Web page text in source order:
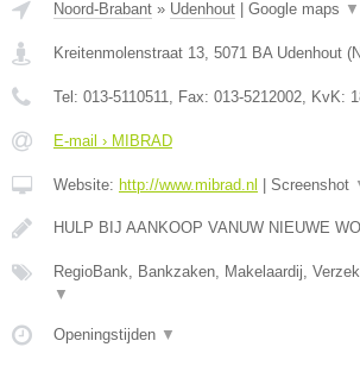
Noord-Brabant » Udenhout Google maps ▼
Kreitenmolenstraat 13, 5071 BA Udenhout (
Tel: 013-5110511, Fax: 013-5212002, KvK:
E-mail › MIBRAD
Website: http://www.mibrad.nl Screenshot
HULP BIJ AANKOOP VANUW NIEUWE
RegioBank, Bankzaken, Makelaardij,
▼
Openingstijden ▼